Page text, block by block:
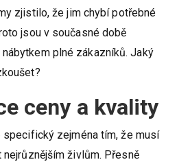
zjistilo, že jim chybí potřebné
jsou v současné době
plné zákazníků. Jaký
ceny a kvality
specifický zejména tím, že musí
živlům. Přesně